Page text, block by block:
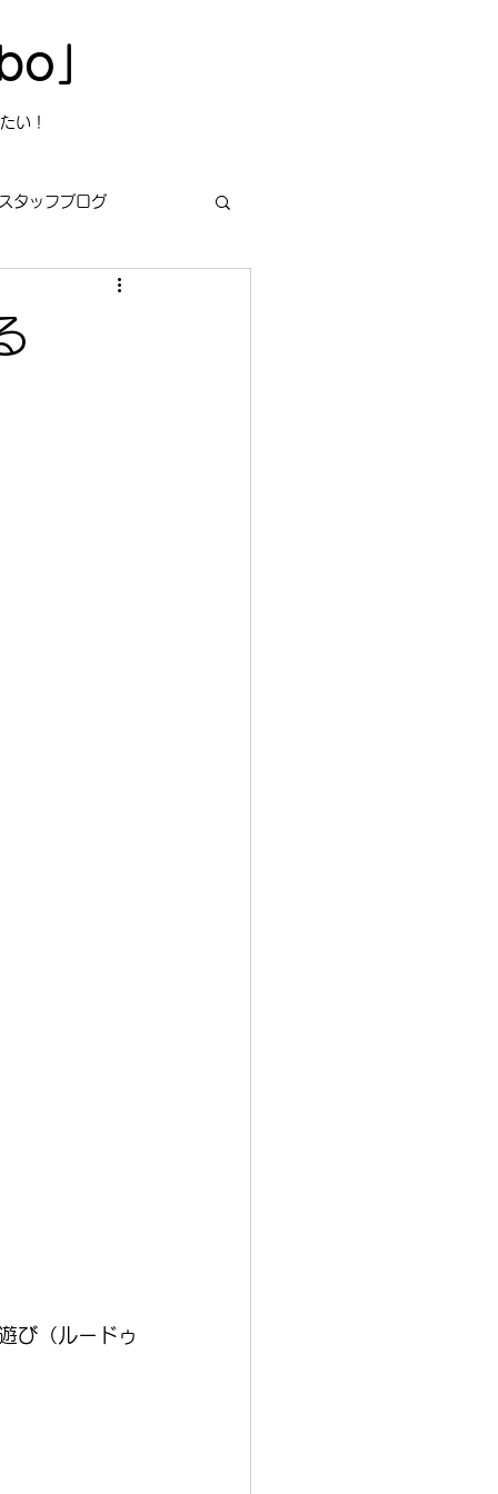
」
い！
タッフブログ
び（ルードゥ